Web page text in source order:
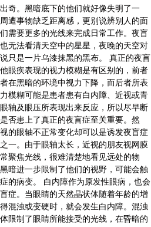
奇。黑暗底下的他们就好像失明了一
遭事物缺乏距离感，更别说辨别人的面
需要更多的光线来完成日常工作。夜盲
无法看清天空中的星星，夜晚的天空对
只是一片乌漆抹黑的黑布。 真正的夜盲
眼疾表现的视力模糊是有区别的，前者
在黑暗的环境中视力下降，而后者所表
模糊可能是患者患有白内障、近视或青
轴及眼压所表现出来反应，所以尽早断
否患上了真正的夜盲症至关重要。然
的眼轴不正常变化却可以是诱发夜盲症
一。由于眼轴太长，近视的朋友视网膜
聚焦光线，很难清楚地看见远处的物
暗进一步限制了他们的视野，可能会触
的病变。 白内障作为原发性眼病，也会
症。当眼睛的天然晶状体随着年龄的增
混浊或变硬时，就会发生白内障。混浊
限制了眼睛所能接受的光线，在昏暗的